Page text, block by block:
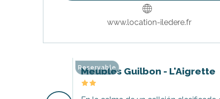
www.location-iledere.fr
Meublés Guilbon - L'Aigrette
Reservable